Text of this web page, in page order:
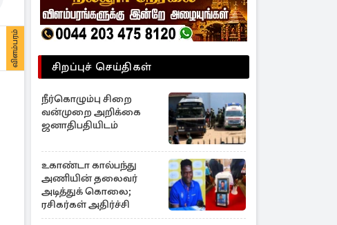
விளம்பரம் சிறப்புச் செய்திகள்
நீர்கொழும்பு சிறை
வன்முறை அறிக்கை
ஜனாதிபதியிடம்
உகாண்டா கால்பந்து
அணியின் தலைவர்
அடித்துக் கொலை;
ரசிகர்கள் அதிர்ச்சி